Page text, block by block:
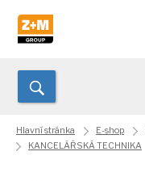
Hlavní stránka E-shop
KANCELÁŘSKÁ TECHNIKA